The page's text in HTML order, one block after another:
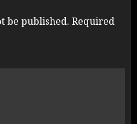
be published. Required